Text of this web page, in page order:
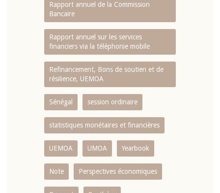
Rapport annuel de la Commission
Bancaire
Rapport annuel sur les services
financiers via la téléphonie mobile
Refinancement, Bons de soutien et de
résilience, UEMOA
Sénégal session ordinaire
statistiques monétaires et financières
UEMOA UMOA Yearbook
Note Perspectives économiques